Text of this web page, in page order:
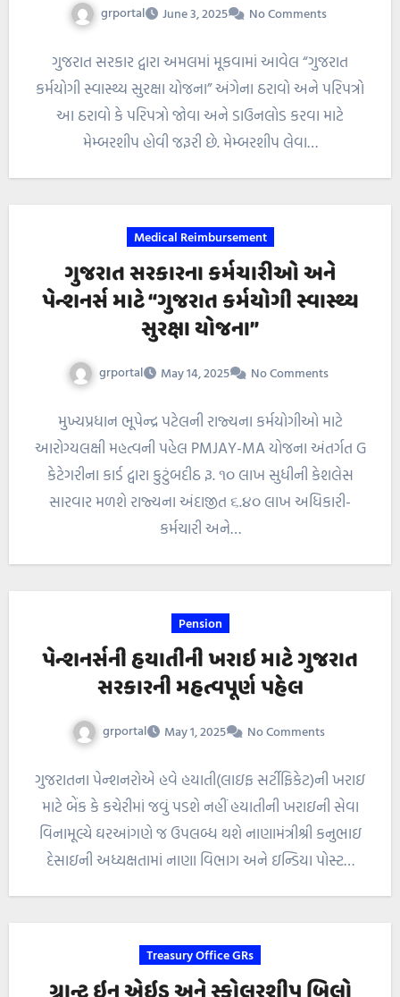
grportal June 3, 2025 No Comments
ગુજરાત સરકાર દ્વારા અમલમાં મૂકવામાં આવેલ “ગુજરાત
કર્મયોગી સ્વાસ્થ્ય સુરક્ષા યોજના” અંગેના ઠરાવો અને પરિપત્રો
આ ઠરાવો કે પરિપત્રો જોવા અને ડાઉનલોડ કરવા માટે
મેમ્બરશીપ હોવી જરૂરી છે. મેમ્બરશીપ લેવા…
Medical Reimbursement
ગુજરાત સરકારના કર્મચારીઓ અને
પેન્શનર્સ માટે “ગુજરાત કર્મયોગી સ્વાસ્થ્ય
સુરક્ષા યોજના”
grportal May 14, 2025 No Comments
મુખ્યપ્રધાન ભૂપેન્દ્ર પટેલની રાજ્યના કર્મયોગીઓ માટે
આરોગ્યલક્ષી મહત્વની પહેલ PMJAY-MA યોજના અંતર્ગત G
કેટેગરીના કાર્ડ દ્વારા કુટુંબદીઠ રૂ. ૧૦ લાખ સુધીની કેશલેસ
સારવાર મળશે રાજ્યના અંદાજીત ૬.૪૦ લાખ અધિકારી-
કર્મચારી અને…
Pension
પેન્શનર્સની હયાતીની ખરાઇ માટે ગુજરાત
સરકારની મહત્વપૂર્ણ પહેલ
grportal May 1, 2025 No Comments
ગુજરાતના પેન્શનરોએ હવે હયાતી(લાઇફ સર્ટીફિકેટ)ની ખરાઇ
માટે બેંક કે કચેરીમાં જવું પડશે નહીં હયાતીની ખરાઇની સેવા
વિનામૂલ્યે ઘરઆંગણે જ ઉપલબ્ધ થશે નાણામંત્રીશ્રી કનુભાઇ
દેસાઇની અધ્યક્ષતામાં નાણા વિભાગ અને ઇન્ડિયા પોસ્ટ…
Treasury Office GRs